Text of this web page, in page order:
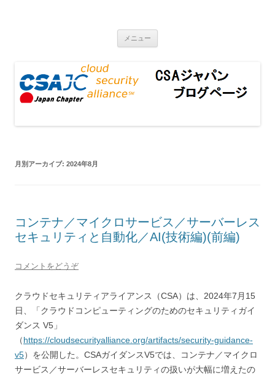
メニュー
月別アーカイブ: 2024年8月
コンテナ／マイクロサービス／サーバーレス
セキュリティと自動化／AI(技術編)(前編)
コメントをどうぞ
クラウドセキュリティアライアンス（CSA）は、2024年7月15
日、「クラウドコンピューティングのためのセキュリティガイ
ダンス V5」
（https://cloudsecurityalliance.org/artifacts/security-guidance-
v5）を公開した。CSAガイダンスV5では、コンテナ／マイクロ
サービス／サーバーレスセキュリティの扱いが大幅に増えたの